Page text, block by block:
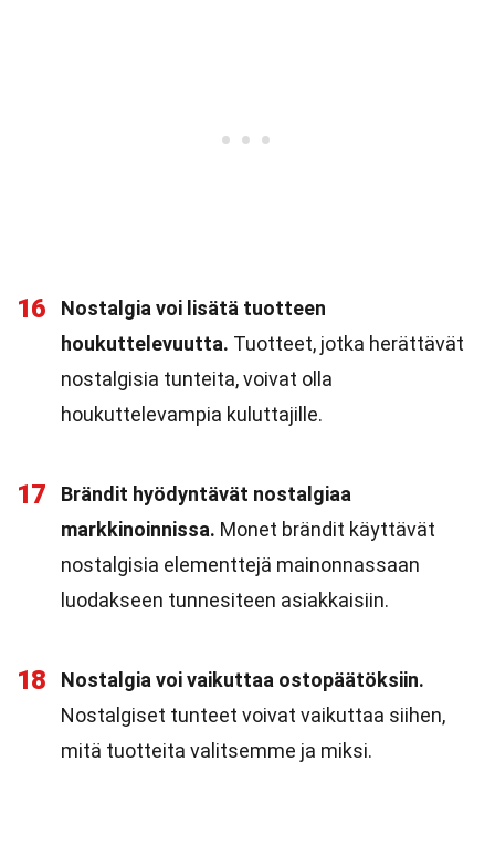
16
Nostalgia voi lisätä tuotteen
houkuttelevuutta. Tuotteet, jotka herättävät
nostalgisia tunteita, voivat olla
houkuttelevampia kuluttajille.
17
Brändit hyödyntävät nostalgiaa
markkinoinnissa. Monet brändit käyttävät
nostalgisia elementtejä mainonnassaan
luodakseen tunnesiteen asiakkaisiin.
18
Nostalgia voi vaikuttaa ostopäätöksiin.
Nostalgiset tunteet voivat vaikuttaa siihen,
mitä tuotteita valitsemme ja miksi.